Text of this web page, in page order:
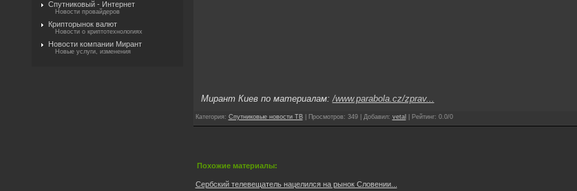
Спутниковый - Интернет
Новости провайдеров
Крипторынок валют
Новости о криптотехнологиях
Новости компании Мирант
Новые услуги, изменения
Мирант Киев по материалам: /www.parabola.cz/zprav...
Категория: Спутниковые новости ТВ| Просмотров: 349| Добавил: vetal Рейтинг: 0.0/0
Похожие материалы:
Сербский телевещатель нацелился на рынок Словении...